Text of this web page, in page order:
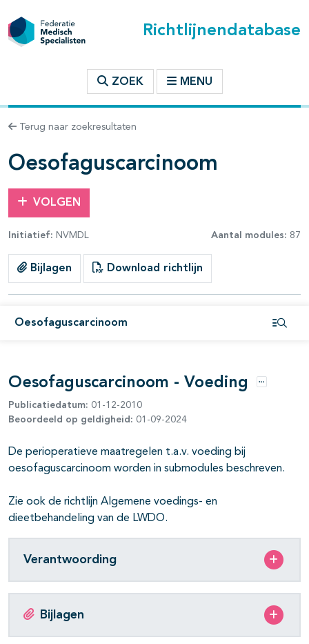
Richtlijnendatabase
ZOEK MENU
Terug naar zoekresultaten
Oesofaguscarcinoom
VOLGEN
Initiatief: NVMDL Aantal modules: 87
Bijlagen Download richtlijn
Oesofaguscarcinoom
binnen deze richtlijn
open- en dichtklappen
open- en dichtklappen
open- en dichtklappen
open- en dichtklappen
Oesofaguscarcinoom - Voeding Opties
Publicatiedatum: 01-12-2010
Beoordeeld op geldigheid: 01-09-2024
De perioperatieve maatregelen t.a.v. voeding bij
oesofaguscarcinoom worden in submodules beschreven.
Zie ook de richtlijn Algemene voedings- en
dieetbehandeling van de LWDO.
Verantwoording
Bijlagen